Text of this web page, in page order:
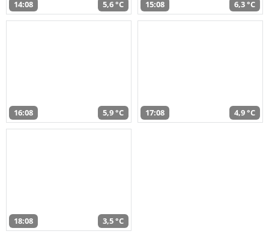
14:08 5,6 °C 15:08 6,3 °C
16:08 5,9 °C 17:08 4,9 °C
18:08 3,5 °C